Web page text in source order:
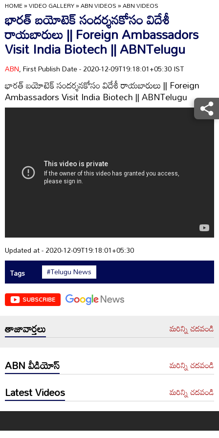
HOME»VIDEO GALLERY»ABN VIDEOS»ABN VIDEOS
భారత్‌ బయోటెక్‌ సందర్శనకోసం విదేశీ
రాయబారులు || Foreign Ambassadors
Visit India Biotech || ABNTelugu
ABN, First Publish Date - 2020-12-09T19:18:01+05:30 IST
భారత్‌ బయోటెక్‌ సందర్శనకోసం విదేశీ రాయబారులు || Foreign
Ambassadors Visit India Biotech || ABNTelugu
Updated at - 2020-12-09T19:18:01+05:30
Tags
#Telugu News
SUBSCRIBE
తాజావార్తలు మరిన్ని చదవండి
ABN వీడియోస్ మరిన్ని చదవండి
Latest Videos మరిన్ని చదవండి